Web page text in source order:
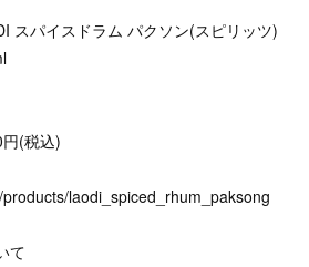
イスドラム パクソン(スピリッツ)
税込)
laodi_spiced_rhum_paksong
て